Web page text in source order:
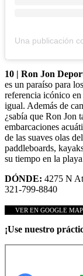
10 | Ron Jon
es un paraíso para
referencia icónico
igual. Además de
¿sabía que Ron Jon
embarcaciones
de las suaves olas
paddleboards,
su tiempo en la
DÓNDE: 4275 N
321-799-8840
VER EN GOOGLE
¡Use nuestro